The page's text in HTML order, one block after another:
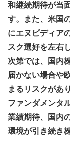
和継続期待が当
す。また、米国
にエヌビディア
スク選好を左右
次第では、国内
届かない場合や
まるリスクがあ
ファンダメンタ
業績期待、国内
環境が引き続き